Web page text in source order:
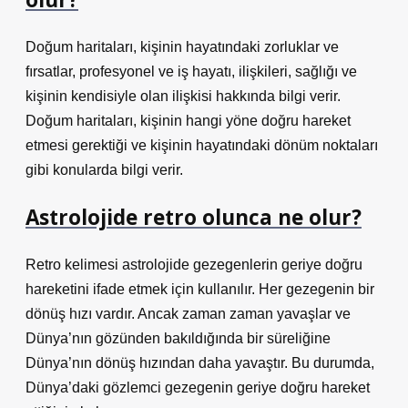
Doğum haritaları, kişinin hayatındaki zorluklar ve
fırsatlar, profesyonel ve iş hayatı, ilişkileri, sağlığı ve
kişinin kendisiyle olan ilişkisi hakkında bilgi verir.
Doğum haritaları, kişinin hangi yöne doğru hareket
etmesi gerektiği ve kişinin hayatındaki dönüm noktaları
gibi konularda bilgi verir.
Astrolojide retro olunca ne olur?
Retro kelimesi astrolojide gezegenlerin geriye doğru
hareketini ifade etmek için kullanılır. Her gezegenin bir
dönüş hızı vardır. Ancak zaman zaman yavaşlar ve
Dünya’nın gözünden bakıldığında bir süreliğine
Dünya’nın dönüş hızından daha yavaştır. Bu durumda,
Dünya’daki gözlemci gezegenin geriye doğru hareket